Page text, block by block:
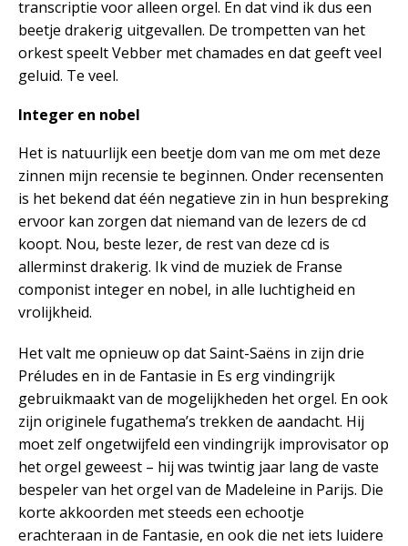
transcriptie voor alleen orgel. En dat vind ik dus een
beetje drakerig uitgevallen. De trompetten van het
orkest speelt Vebber met chamades en dat geeft veel
geluid. Te veel.
Integer en nobel
Het is natuurlijk een beetje dom van me om met deze
zinnen mijn recensie te beginnen. Onder recensenten
is het bekend dat één negatieve zin in hun bespreking
ervoor kan zorgen dat niemand van de lezers de cd
koopt. Nou, beste lezer, de rest van deze cd is
allerminst drakerig. Ik vind de muziek de Franse
componist integer en nobel, in alle luchtigheid en
vrolijkheid.
Het valt me opnieuw op dat Saint-Saëns in zijn drie
Préludes en in de Fantasie in Es erg vindingrijk
gebruikmaakt van de mogelijkheden het orgel. En ook
zijn originele fugathema’s trekken de aandacht. Hij
moet zelf ongetwijfeld een vindingrijk improvisator op
het orgel geweest – hij was twintig jaar lang de vaste
bespeler van het orgel van de Madeleine in Parijs. Die
korte akkoorden met steeds een echootje
erachteraan in de Fantasie, en ook die net iets luidere